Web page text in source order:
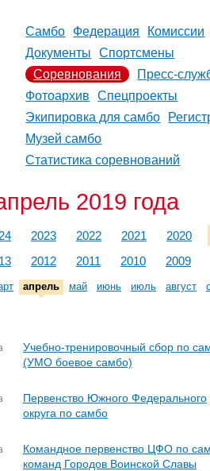
Самбо Федерация
Комиссии
Документы
Спортсмены
Соревнования
Пресс-
Фотоархив
Спецпроекты
Экипировка для самбо
Музей самбо
Статистика соревнований
2019 года
2023 2022 2021
2020
2012 2011 2010 2009
апрель май июнь июль август
Учебно-тренировочный сбор по
(УМО боевое самбо)
Первенство Южного Федерального
округа по самбо
Командное первенство ЦФО по
команд Городов Воинской Славы